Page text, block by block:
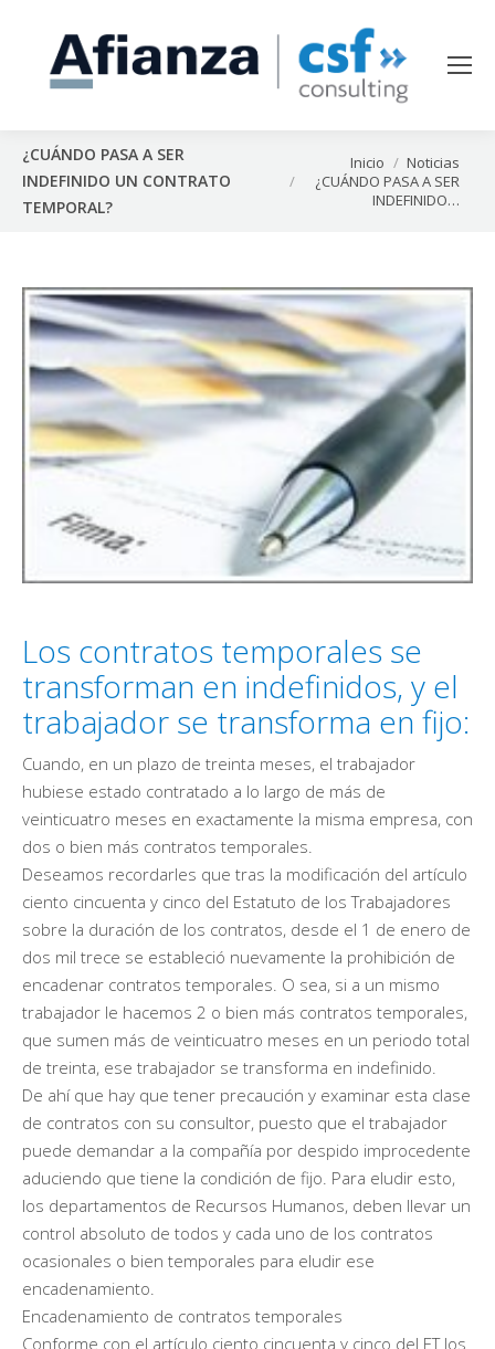
¿CUÁNDO PASA A SER
INDEFINIDO UN CONTRATO
TEMPORAL?
Inicio
Noticias
¿CUÁNDO PASA A SER
INDEFINIDO…
Los contratos temporales se
transforman en indefinidos, y el
trabajador se transforma en fijo:
Cuando, en un plazo de treinta meses, el trabajador
hubiese estado contratado a lo largo de más de
veinticuatro meses en exactamente la misma empresa, con
dos o bien más contratos temporales.
Deseamos recordarles que tras la modificación del artículo
ciento cincuenta y cinco del Estatuto de los Trabajadores
sobre la duración de los contratos, desde el 1 de enero de
dos mil trece se estableció nuevamente la prohibición de
encadenar contratos temporales. O sea, si a un mismo
trabajador le hacemos 2 o bien más contratos temporales,
que sumen más de veinticuatro meses en un periodo total
de treinta, ese trabajador se transforma en indefinido.
De ahí que hay que tener precaución y examinar esta clase
de contratos con su consultor, puesto que el trabajador
puede demandar a la compañía por despido improcedente
aduciendo que tiene la condición de fijo. Para eludir esto,
los departamentos de Recursos Humanos, deben llevar un
control absoluto de todos y cada uno de los contratos
ocasionales o bien temporales para eludir ese
encadenamiento.
Encadenamiento de contratos temporales
Conforme con el artículo ciento cincuenta y cinco del ET los